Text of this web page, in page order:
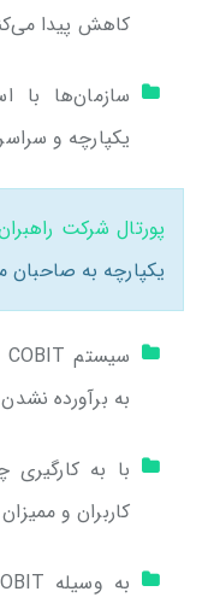
کاهش پیدا
سازمان‌ها با
یکپارچه و
پورتال شرکت
یکپارچه به صاحبان
به برآورده
کاربران و